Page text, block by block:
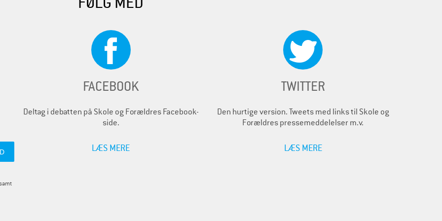
FACEBOOK
Deltag i debatten på Skole og Forældres Facebook-
side.
LÆS MERE
TWITTER
Den hurtige version. Tweets med links til Skole og
Forældres pressemeddelelser m.v.
LÆS MERE